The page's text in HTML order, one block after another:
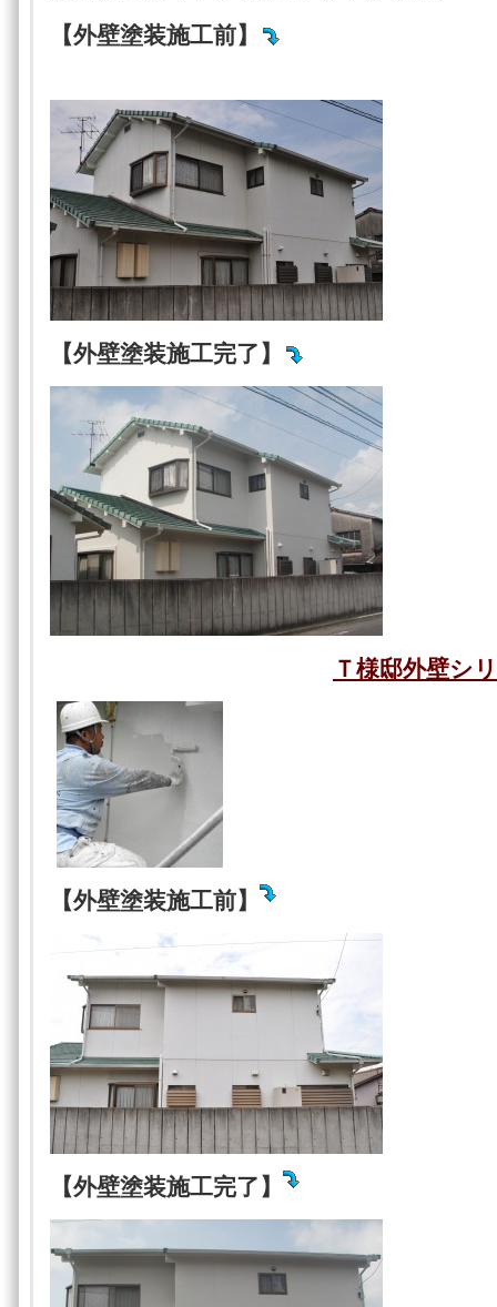
【外壁塗装施工前】
【外壁塗装施工完了】
Ｔ様邸外壁シ
【外壁塗装施工前】
【外壁塗装施工完了】